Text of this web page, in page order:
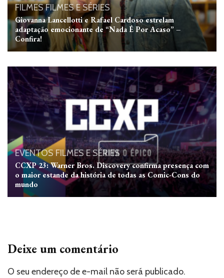
FILMESFILMES E SÉRIES
Giovanna Lancellotti e Rafael Cardoso estrelam
adaptação emocionante de “Nada É Por Acaso” –
Confira!
EVENTOSFILMES E SÉRIES
CCXP 23: Warner Bros. Discovery confirma presença com
o maior estande da história de todas as Comic-Cons do
mundo
Deixe um comentário
O seu endereço de e-mail não será publicado.